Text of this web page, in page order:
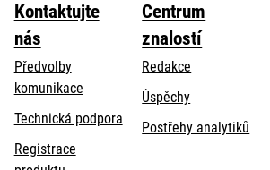
opens
Kontaktujte
nás
Předvolby
komunikace
Technická podporaopens
Registrace
Centrum
znalostí
Redakce
Úspěchy
Postřehy analytiků